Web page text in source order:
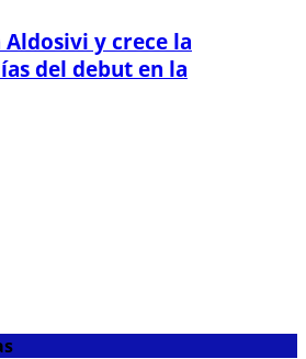
y crece la
del debut en la